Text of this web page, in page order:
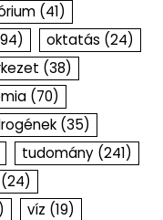
(41)
oktatás (24)
(38)
(70)
(35)
tudomány (241)
(24)
víz (19)